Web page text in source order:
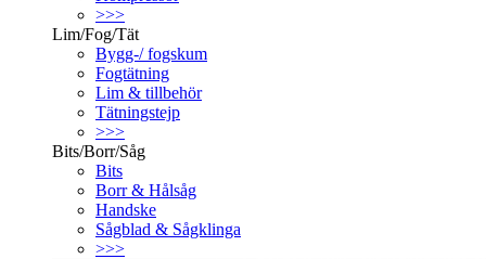
>>>
Lim/Fog/Tät
Bygg-/ fogskum
Fogtätning
Lim & tillbehör
Tätningstejp
>>>
Bits/Borr/Såg
Bits
Borr & Hålsåg
Handske
Sågblad & Sågklinga
>>>